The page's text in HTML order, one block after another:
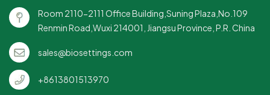
Room 2110-2111 Office Building,Suning Plaza,No.109
Renmin Road,Wuxi 214001, Jiangsu Province, P.R. China
sales@biosettings.com
+8613801513970